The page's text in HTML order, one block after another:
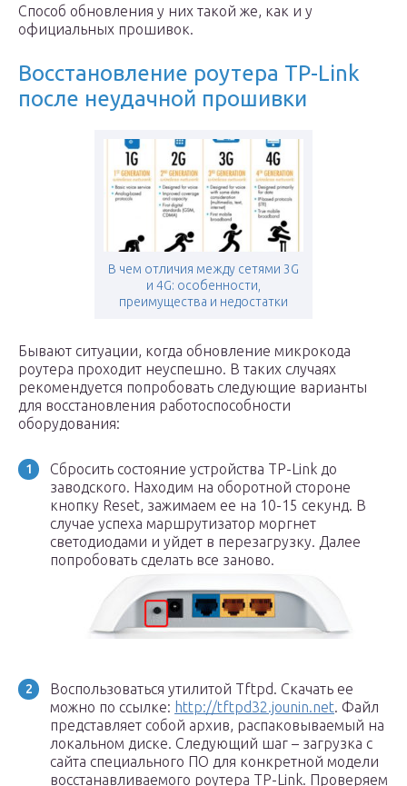
Способ обновления у них такой же, как и у
официальных прошивок.
Восстановление роутера TP-Link
после неудачной прошивки
В чем отличия между сетями 3G
и 4G: особенности,
преимущества и недостатки
Бывают ситуации, когда обновление микрокода
роутера проходит неуспешно. В таких случаях
рекомендуется попробовать следующие варианты
для восстановления работоспособности
оборудования:
Сбросить состояние устройства TP-Link до
заводского. Находим на оборотной стороне
кнопку Reset, зажимаем ее на 10-15 секунд. В
случае успеха маршрутизатор моргнет
светодиодами и уйдет в перезагрузку. Далее
попробовать сделать все заново.
Воспользоваться утилитой Tftpd. Скачать ее
можно по ссылке: http://tftpd32.jounin.net. Файл
представляет собой архив, распаковываемый на
локальном диске. Следующий шаг – загрузка с
сайта специального ПО для конкретной модели
восстанавливаемого роутера TP-Link. Проверяем